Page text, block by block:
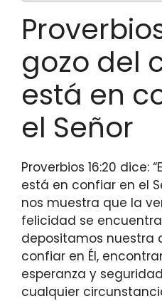
gozo del
está en
el Señor
Proverbios 16:20 dice:
está en confiar en el
nos muestra que la
felicidad se
depositamos nuestra
confiar en Él,
esperanza y
cualquier